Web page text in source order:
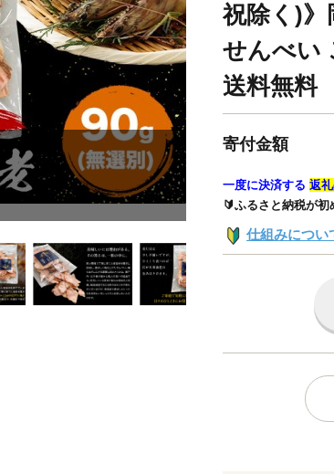
祝除く)》
せんべい
送料無料
寄付金額
一度に決済する 返
🔰ふるさと納税が
仕組みについ